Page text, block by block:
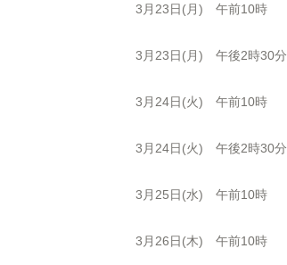
3月23日(月) 午前10時
3月23日(月) 午後2時30分
3月24日(火) 午前10時
3月24日(火) 午後2時30分
3月25日(水) 午前10時
3月26日(木) 午前10時